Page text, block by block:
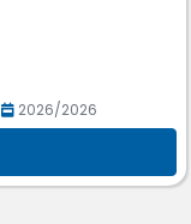
2026/2026